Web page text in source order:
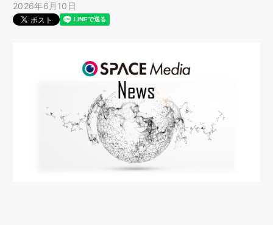
2026年6月10日